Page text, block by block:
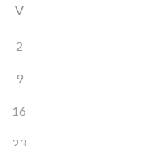
V
2
9
16